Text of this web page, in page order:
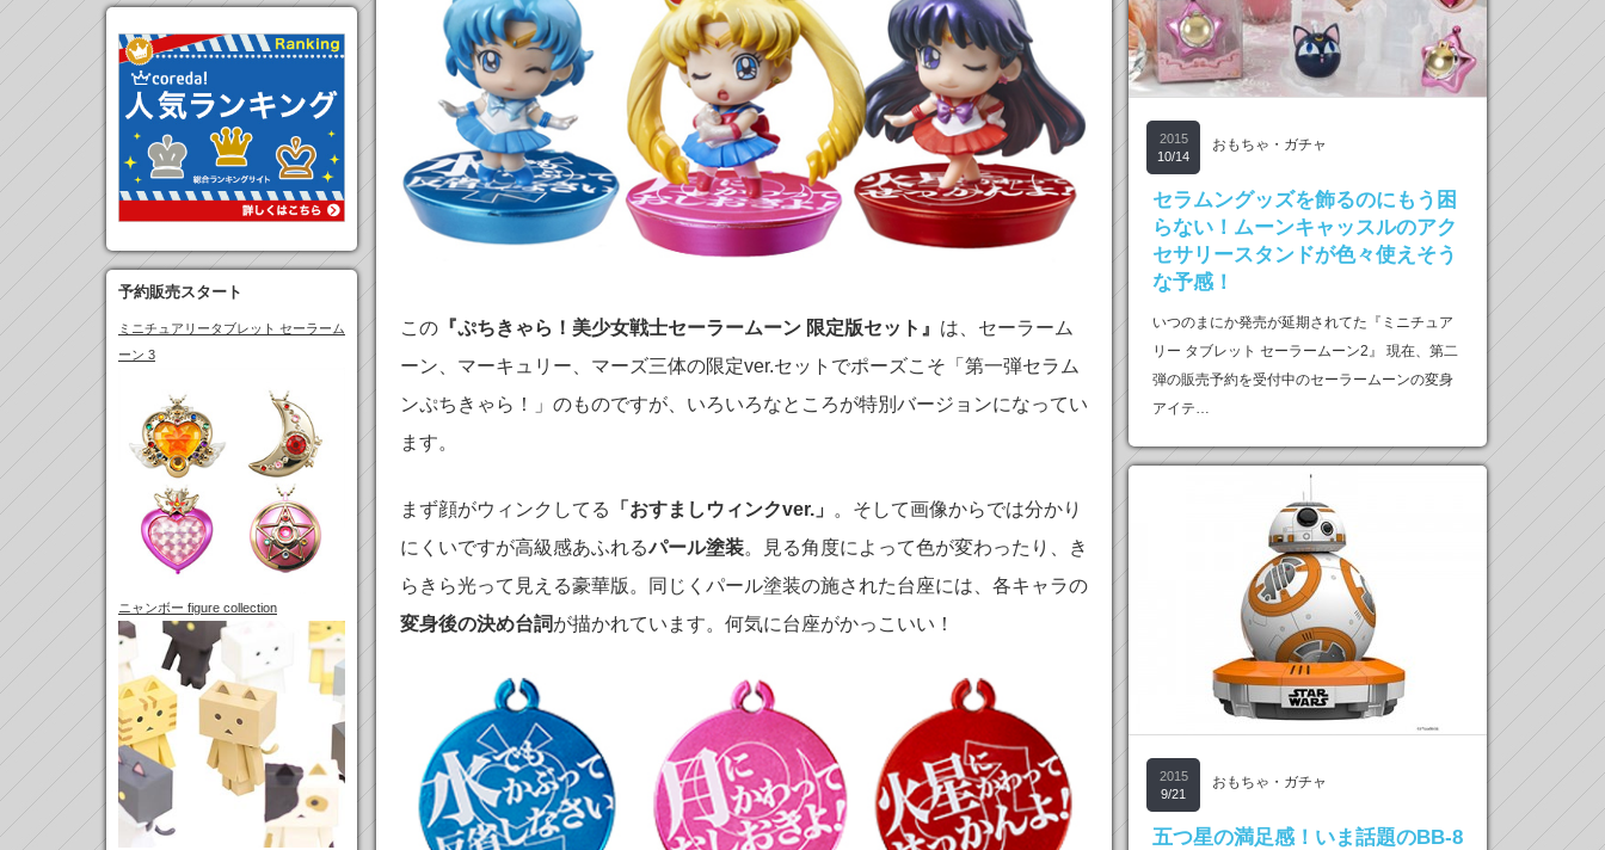
予約販売スタート
ミニチュアリータブレット セーラーム
ーン 3
ニャンボー figure collection
この 『ぷちきゃら！美少女戦士セーラームーン 限定版セット』 は、セーラーム
ーン、マーキュリー、マーズ三体の限定ver.セットでポーズこそ「第一弾セラム
ンぷちきゃら！」のものですが、いろいろなところが特別バージョンになってい
ます。
まず顔がウィンクしてる 「おすましウィンクver.」
。そして画像からでは分かり
にくいですが高級感あふれるパール塗装。見る角度によって色が変わったり、き
らきら光って見える豪華版。同じくパール塗装の施された台座には、各キャラの
変身後の決め台詞が描かれています。何気に台座がかっこいい！
2015
10/14
おもちゃ・ガチャ
セラムングッズを飾るのにもう困
らない！ムーンキャッスルのアク
セサリースタンドが色々使えそう
な予感！
いつのまにか発売が延期されてた『ミニチュア
リー タブレット セーラームーン2』 現在、第二
弾の販売予約を受付中のセーラームーンの変身
アイテ…
2015
9/21
おもちゃ・ガチャ
五つ星の満足感！いま話題のBB-8